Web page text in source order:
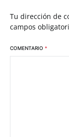
Tu dirección de
campos
COMENTARIO *